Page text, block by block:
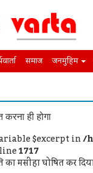
समाज जनमुहिम
ही होगा
$excerpt in/
1717
मसीहा घोषित कर